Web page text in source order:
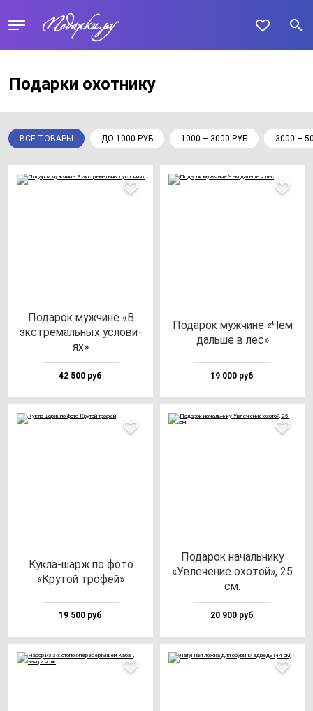
Подарки охотнику
ВСЕ ТОВАРЫ ДО 1000 РУБ 1000 – 3000 РУБ 3000 –
Пода­рок муж­чи­не «В
экс­тре­маль­ных ус­ло­ви­
ях»
42 500 руб
Пода­рок муж­чи­не «Чем
даль­ше в лес»
19 000 руб
Кук­ла-шарж по фо­то
«Кру­той тро­фей»
19 500 руб
Пода­рок на­чаль­ни­ку
«Увле­че­ние охо­той», 25
см.
20 900 руб